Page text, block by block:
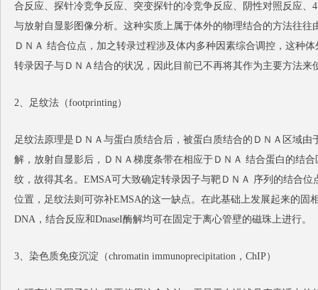
合反应、探针冷竞争反应、突变探针的冷竞争反应、阴性对照反应
与放射自显影图像分析。这种实质上属于体外的物理结合的方法往
ＤＮＡ 结合位点，加之转录过程涉及体内多种因素综合调控，这种
转录因子与ＤＮＡ结合的状况，因此目前已不再将其作为主要方法来
2、足纹法（footprinting）
足纹法原理是ＤＮＡ与蛋白质结合后，被蛋白质结合的ＤＮＡ区域由
解，放射自显影后，ＤＮＡ梯度条带在相应于ＤＮＡ 结合蛋白的结
纹，故得其名。EMSA可大致确定转录因子与靶ＤＮＡ 序列的结合
位置，足纹法则可弥补EMSA的这一缺点。在此基础上发展起来的固
DNA，结合反应和DnaseI酶解均可在固定于离心管壁的磁珠上进行。
3、染色质免疫沉淀（chromatin immunoprecipitation，ChIP）